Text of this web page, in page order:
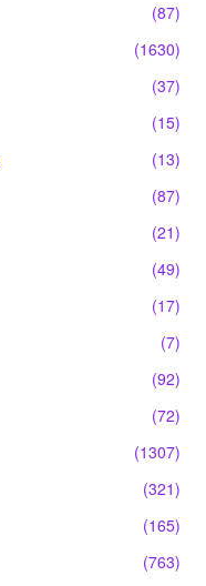
(87)
(1630)
(37)
(15)
(13)
(87)
(21)
(49)
(17)
(7)
(92)
(72)
(1307)
(321)
(165)
(763)